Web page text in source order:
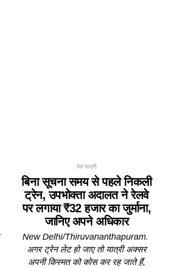
रेल यात्री
बिना सूचना समय से पहले निकली
ट्रेन, उपभोक्ता अदालत ने रेलवे
पर लगाया ₹32 हजार का जुर्माना,
जानिए अपने अधिकार
New Delhi/Thiruvananthapuram.
अगर ट्रेन लेट हो जाए तो यात्री अक्सर
अपनी किस्मत को कोस कर रह जाते हैं,